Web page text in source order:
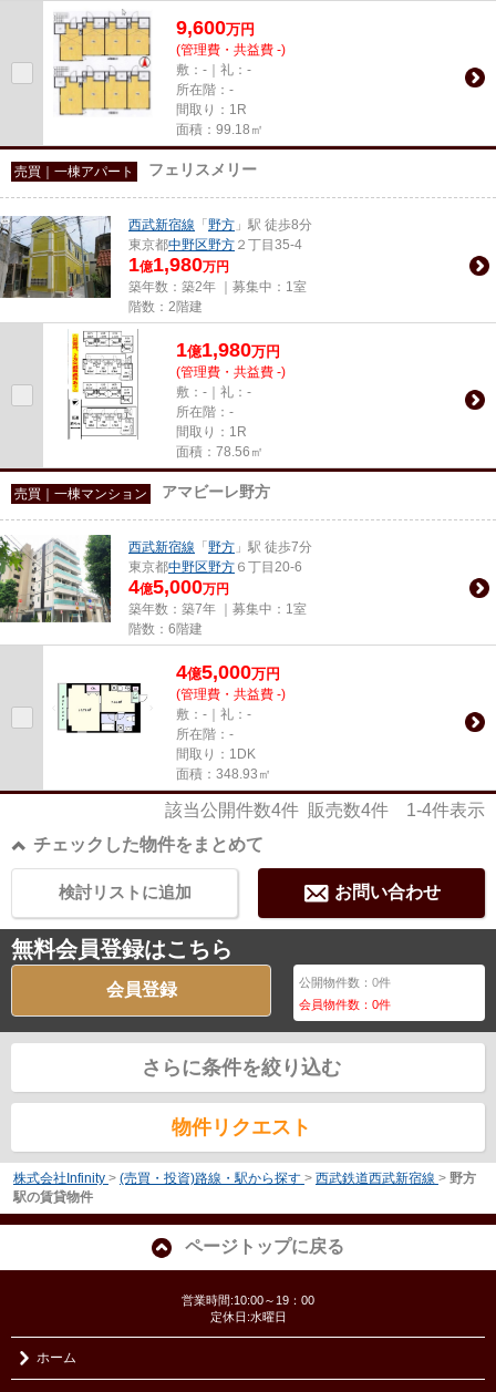
9,600万円
(管理費・共益費 -)
敷：-｜礼：-
所在階：-
間取り：1R
面積：99.18㎡
売買｜一棟アパート フェリスメリー
西武新宿線 「 野方 」駅 徒歩8分
東京都中野区野方 ２丁目35-4
1億1,980万円
築年数：築2年 ｜募集中： 1室
階数：2階建
1億1,980万円
(管理費・共益費 -)
敷：-｜礼：-
所在階：-
間取り：1R
面積：78.56㎡
売買｜一棟マンション アマビーレ野方
西武新宿線 「 野方 」駅 徒歩7分
東京都中野区野方 ６丁目20-6
4億5,000万円
築年数：築7年 ｜募集中： 1室
階数：6階建
4億5,000万円
(管理費・共益費 -)
敷：-｜礼：-
所在階：-
間取り：1DK
面積：348.93㎡
該当公開件数4件 販売数4件 1-4件表示
チェックした物件をまとめて
お問い合わせ
検討リストに追加
無料会員登録はこちら
会員登録 公開物件数：0件
会員物件数：0件
さらに条件を絞り込む
物件リクエスト
株式会社Infinity > (売買・投資)路線・駅から探す > 西武鉄道西武新宿線 > 野方
駅の賃貸物件
ページトップに戻る
営業時間:10:00～19：00
定休日:水曜日
ホーム